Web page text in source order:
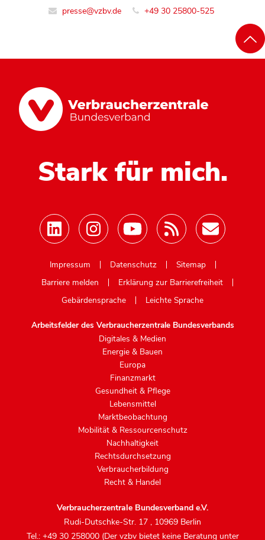
presse@vzbv.de +49 30 25800-525
Stark für mich.
Impressum
Datenschutz
Sitemap
Barriere melden
Erklärung zur Barrierefreiheit
Gebärdensprache
Leichte Sprache
Arbeitsfelder des Verbraucherzentrale Bundesverbands
Digitales & Medien
Energie & Bauen
Europa
Finanzmarkt
Gesundheit & Pflege
Lebensmittel
Marktbeobachtung
Mobilität & Ressourcenschutz
Nachhaltigkeit
Rechtsdurchsetzung
Verbraucherbildung
Recht & Handel
Verbraucherzentrale Bundesverband e.V.
Rudi-Dutschke-Str. 17 , 10969 Berlin
Tel.: +49 30 258000 (Der vzbv bietet keine Beratung unter